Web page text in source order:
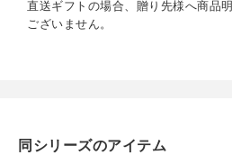
直送ギフトの場合、贈り先様へ商品
ございません。
同シリーズのアイテム